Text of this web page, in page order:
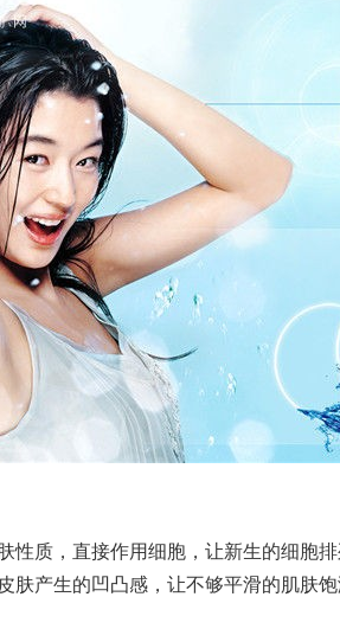
性质，直接作用细胞，让新生的细胞
肤产生的凹凸感，让不够平滑的肌肤